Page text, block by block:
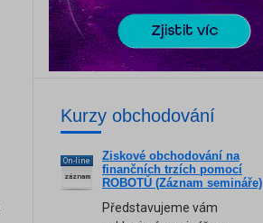
Kurzy obchodování
On-line
záznam
Ziskové obchodování na
finančních trzích pomocí
ROBOTŮ (Záznam semináře)
Představujeme vám